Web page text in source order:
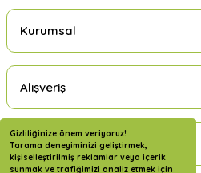
Gizliliğinize önem veriyoruz!
Tarama deneyiminizi geliştirmek,
kişiselleştirilmiş reklamlar veya içerik
sunmak ve trafiğimizi analiz etmek için
Kurumsal
Alışveriş
Üyelik